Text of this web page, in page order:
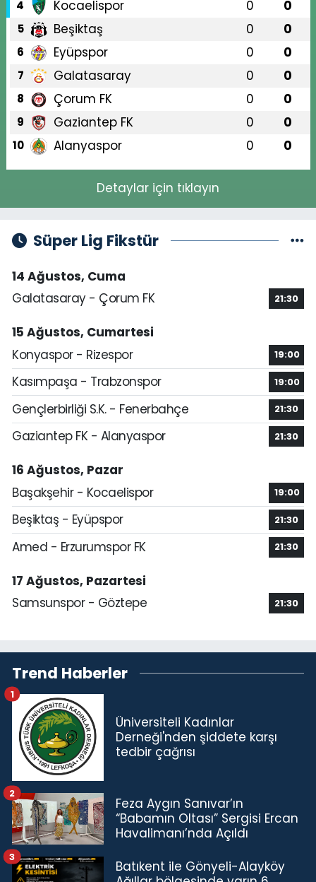
4 Kocaelispor 0 0
5 Beşiktaş 0 0
6 Eyüpspor 0 0
7 Galatasaray 0 0
8 Çorum FK 0 0
9 Gaziantep FK 0 0
10 Alanyaspor 0 0
Detaylar için tıklayın
Süper Lig Fikstür
14 Ağustos, Cuma
Galatasaray - Çorum FK
21:30
15 Ağustos, Cumartesi
Konyaspor - Rizespor
19:00
Kasımpaşa - Trabzonspor 19:00
Gençlerbirliği S.K. - Fenerbahçe 21:30
Gaziantep FK - Alanyaspor 21:30
16 Ağustos, Pazar
Başakşehir - Kocaelispor
19:00
Beşiktaş - Eyüpspor 21:30
Amed - Erzurumspor FK 21:30
17 Ağustos, Pazartesi
Samsunspor - Göztepe
21:30
Trend Haberler
Üniversiteli Kadınlar
Derneği'nden şiddete karşı
tedbir çağrısı
1
Feza Aygın Sanıvar’ın
“Babamın Oltası” Sergisi Ercan
Havalimanı’nda Açıldı
2
Batıkent ile Gönyeli-Alayköy
3